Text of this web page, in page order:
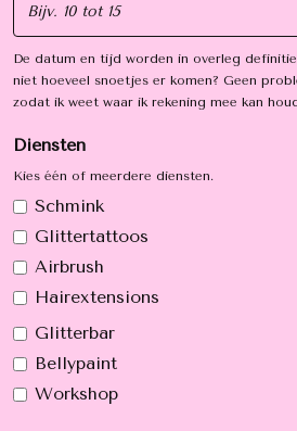
De datum en tijd worden in overleg
niet hoeveel snoetjes er komen? Geen
zodat ik weet waar ik rekening mee kan
Diensten
Kies één of meerdere diensten.
Schmink
Glittertattoos
Airbrush
Hairextensions
Glitterbar
Bellypaint
Workshop